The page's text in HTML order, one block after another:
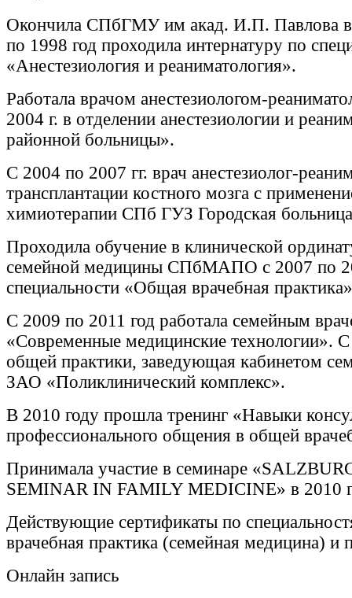
Окончила СПбГМУ им акад. И.П. Павлова в
по 1998 год проходила интернатуру по
«Анестезиология и реаниматология».
Работала врачом анестезиологом-
2004 г. в отделении анестезиологии и
районной больницы».
С 2004 по 2007 гг. врач анестезиолог-
трансплантации костного мозга с
химиотерапии СПб ГУЗ Городская
Проходила обучение в клинической
семейной медицины СПбМАПО с 2007 по
специальности «Общая врачебная
С 2009 по 2011 год работала семейным
«Современные медицинские технологии». С
общей практики, заведующая кабинетом
ЗАО «Поликлинический комплекс».
В 2010 году прошла тренинг «Навыки
профессионального общения в общей
Принимала участие в семинаре
SEMINAR IN FAMILY MEDICINE» в 2010
Действующие сертификаты по
врачебная практика (семейная медицина) и
Онлайн запись